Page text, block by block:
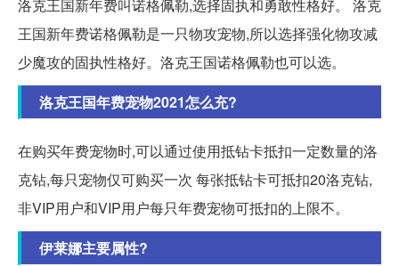
洛克王国新年费叫诺格佩勒,选择固执和勇敢性格好。 洛克
王国新年费诺格佩勒是一只物攻宠物,所以选择强化物攻减
少魔攻的固执性格好。洛克王国诺格佩勒也可以选。
洛克王国年费宠物2021怎么充?
在购买年费宠物时,可以通过使用抵钻卡抵扣一定数量的洛
克钻,每只宠物仅可购买一次 每张抵钻卡可抵扣20洛克钻,
非VIP用户和VIP用户每只年费宠物可抵扣的上限不。
伊莱娜主要属性?